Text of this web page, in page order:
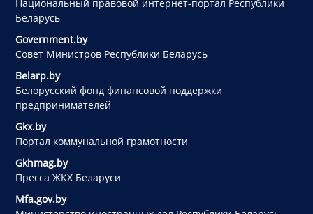
Национальный правовой интернет-портал Республики
Беларусь
Government.by
Совет Министров Республики Беларусь
Belarp.by
Белорусский фонд финансовой поддержки
предпринимателей
Gkx.by
Портал коммунальной грамотности
Gkhmag.by
Пресса ЖКХ Беларуси
Mfa.gov.by